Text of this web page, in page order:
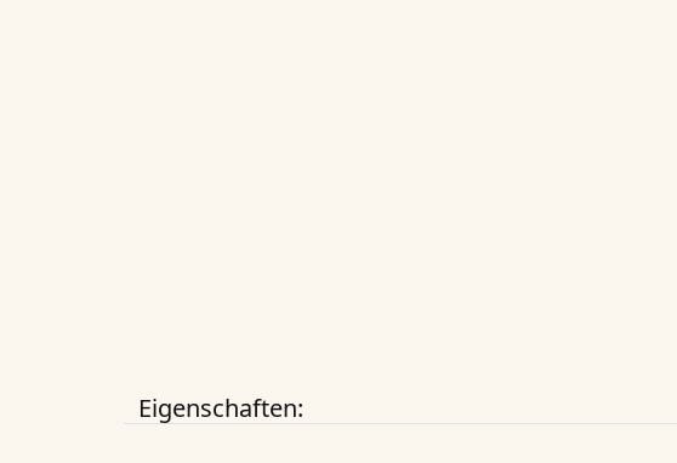
Eigenschaften: